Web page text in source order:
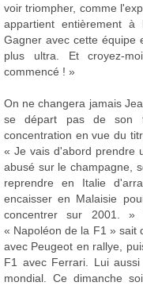
voir triompher, comme
appartient entièrement
Gagner avec cette équipe
plus ultra. Et croyez-
commencé ! »
On ne changera jamais
se départ pas de son
concentration en vue du
« Je vais d'abord prendre
abusé sur le champagne,
reprendre en Italie
encaisser en Malaisie
concentrer sur 2001. »
« Napoléon de la F1 » sait
avec Peugeot en rallye,
F1 avec Ferrari. Lui
mondial. Ce dimanche